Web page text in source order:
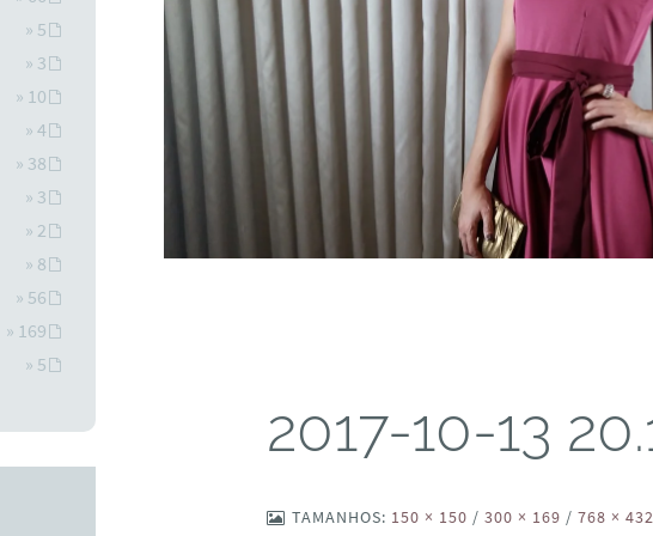
2017-10-13
TAMANHOS: 150 × 150 / 300 × 169 / 768 ×
» 5
» 3
» 10
» 4
» 38
» 3
» 2
» 8
» 56
» 169
» 5